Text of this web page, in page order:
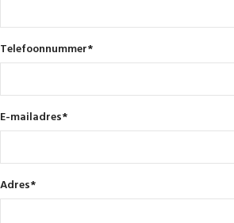
Telefoonnummer*
E-mailadres*
Adres*